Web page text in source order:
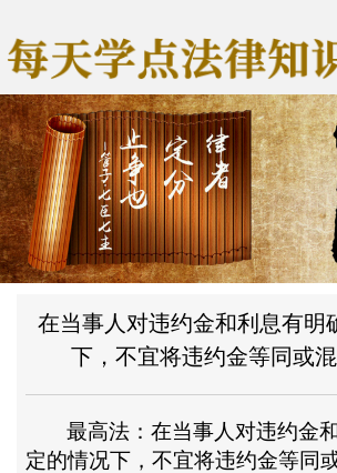
在当事人对违约金和利息有明
下，不宜将违约金等同或
最高法：在当事人对违约金
定的情况下，不宜将违约金等同